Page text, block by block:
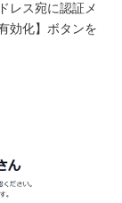
レス宛に認証メ
効化】ボタンを